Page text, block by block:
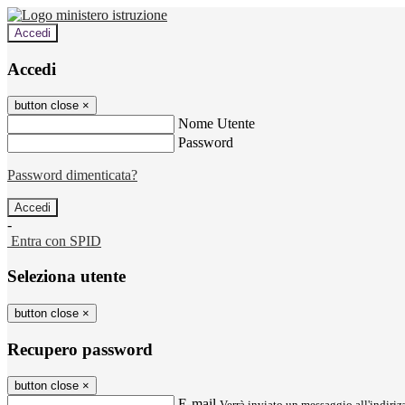
Accedi
Accedi
button close ×
Nome Utente
Password
Password dimenticata?
-
Entra con SPID
Seleziona utente
button close ×
Recupero password
button close ×